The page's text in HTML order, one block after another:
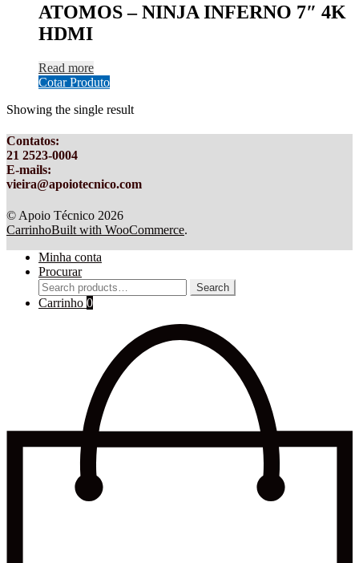
ATOMOS – NINJA INFERNO 7″ 4K
HDMI
Read more
Cotar Produto
Showing the single result
Contatos:
21 2523-0004
E-mails:
vieira@apoiotecnico.com
© Apoio Técnico 2026
CarrinhoBuilt with WooCommerce.
Minha conta
Procurar
Search
for:
Search
Carrinho 0